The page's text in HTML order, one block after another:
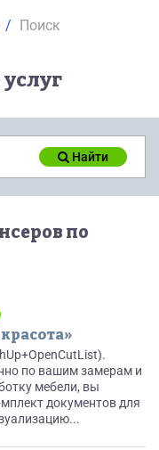
Поиск
Найти
по
по вашим замерам и
мебели, вы
документов для